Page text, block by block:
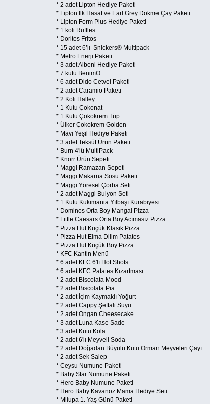
* 2 adet Lipton Hediye Paketi
* Lipton İlk Hasat ve Earl Grey Dökme Çay Paketi
* Lipton Form Plus Hediye Paketi
* 1 koli Ruffles
* Doritos Fritos
* 15 adet 6’lı Snickers® Multipack
* Metro Enerji Paketi
* 3 adet Albeni Hediye Paketi
* 7 kutu BenimO
* 6 adet Dido Cetvel Paketi
* 2 adet Caramio Paketi
* 2 Koli Halley
* 1 Kutu Çokonat
* 1 Kutu Çokokrem Tüp
* Ülker Çokokrem Golden
* Mavi Yeşil Hediye Paketi
* 3 adet Teksüt Ürün Paketi
* Burn 4'lü MultiPack
* Knorr Ürün Sepeti
* Maggi Ramazan Sepeti
* Maggi Makarna Sosu Paketi
* Maggi Yöresel Çorba Seti
* 2 adet Maggi Bulyon Seti
* 1 Kutu Kukimania Yılbaşı Kurabiyesi
* Dominos Orta Boy Mangal Pizza
* Little Caesars Orta Boy Acımasız Pizza
* Pizza Hut Küçük Klasik Pizza
* Pizza Hut Elma Dilim Patates
* Pizza Hut Küçük Boy Pizza
* KFC Kantin Menü
* 6 adet KFC 6'lı Hot Shots
* 6 adet KFC Patates Kızartması
* 2 adet Biscolata Mood
* 2 adet Biscolata Pia
* 2 adet İçim Kaymaklı Yoğurt
* 2 adet Cappy Şeftali Suyu
* 2 adet Ongan Cheesecake
* 3 adet Luna Kase Sade
* 3 adet Kutu Kola
* 2 adet 6'lı Meyveli Soda
* 2 adet Doğadan Büyülü Kutu Orman Meyveleri Çayı
* 2 adet Sek Salep
* Ceysu Numune Paketi
* Baby Star Numune Paketi
* Hero Baby Numune Paketi
* Hero Baby Kavanoz Mama Hediye Seti
* Milupa 1. Yaş Günü Paketi